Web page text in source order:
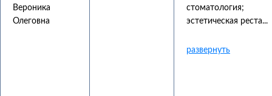
Вероника
Олеговна
стоматология;
эстетическая реста...